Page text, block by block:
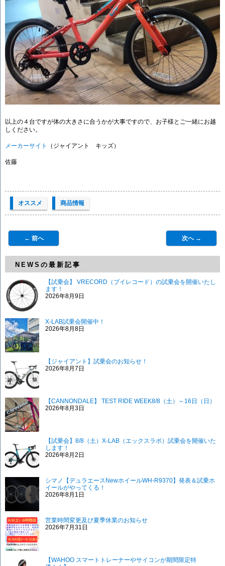
以上の４台ですが体の大きさに合うかが大事ですので、お子様とご一緒にお越
しください。
メーカーサイト （ジャイアント キッズ）
佐藤
オススメ 商品情報
← 前へ 次へ →
NEWSの最新記事
【試乗会】 VRECORD（ブイレコード）の試乗会を開催いたし
ます！
2026年8月9日
X-LAB試乗会開催中！
2026年8月8日
【ジャイアント】試乗会のお知らせ！
2026年8月7日
【CANNONDALE】 TEST RIDE WEEK8/8（土）～16日（日）
2026年8月3日
【試乗会】8/8（土）X-LAB（エックスラボ）試乗会を開催いた
します！
2026年8月2日
シマノ【デュラエースNewホイールWH-R9370】発表＆試乗ホ
イールがやってくる！
2026年8月1日
営業時間変更及び夏季休業のお知らせ
2026年7月31日
【WAHOO スマートトレーナーやサイコンが期間限定特